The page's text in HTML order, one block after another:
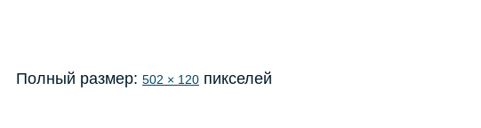
Полный размер: 502 × 120 пикселей